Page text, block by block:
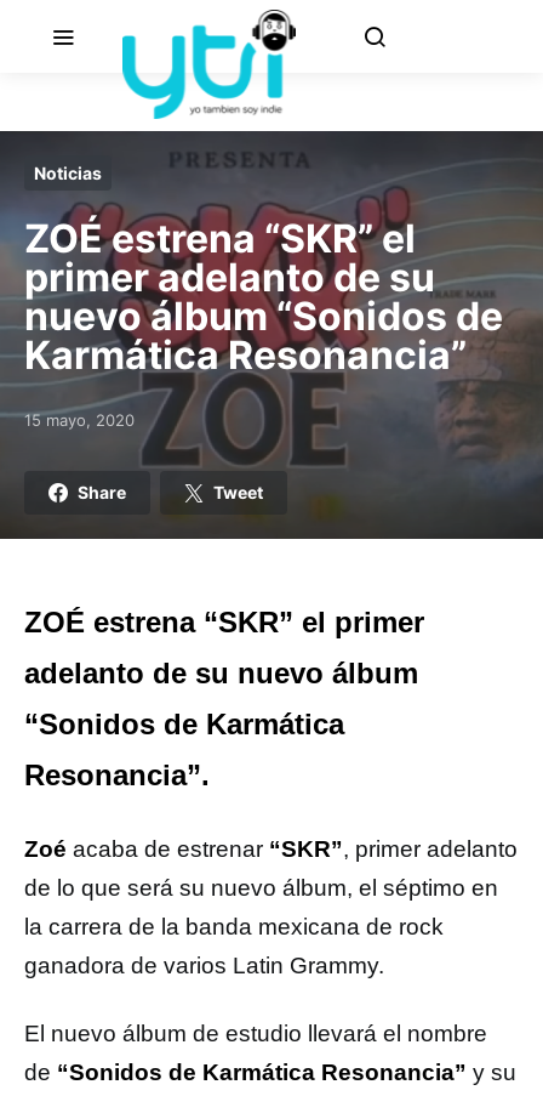
Noticias
ZOÉ estrena “SKR” el
primer adelanto de su
nuevo álbum “Sonidos de
Karmática Resonancia”
Posted on
15 mayo, 2020
Share Tweet
ZOÉ estrena “SKR” el primer
adelanto de su nuevo álbum
“Sonidos de Karmática
Resonancia”.
Zoé acaba de estrenar “SKR”, primer adelanto
de lo que será su nuevo álbum, el séptimo en
la carrera de la banda mexicana de rock
ganadora de varios Latin Grammy.
El nuevo álbum de estudio llevará el nombre
de “Sonidos de Karmática Resonancia” y su